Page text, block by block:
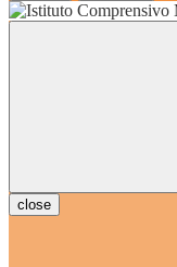
grado
close